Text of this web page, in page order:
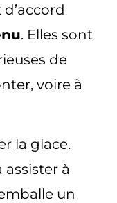
d’accord
. Elles sont
de
voire à
la glace.
à
un